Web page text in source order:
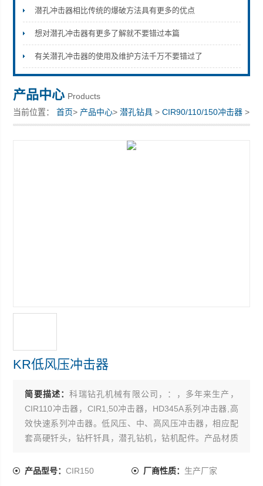
宣化县瑞科钻孔机械厂
潜孔冲击器相比传统的爆破方法具有更多的优点
想对潜孔冲击器有更多了解就不要错过本篇
有关潜孔冲击器的使用及维护方法千万不要错过了
产品中心 Products
当前位置：首页> 产品中心>潜孔钻具 >CIR90/110/150冲击器 >
KR低风压冲击器
KR低风压冲击器
简要描述：科瑞钻孔机械有限公司，：，多年来生产，
CIR110冲击器，CIR1,50冲击器，HD345A系列冲击器,高
效快速系列冲击器。低风压、中、高风压冲击器，相应配
套高硬钎头，钻杆钎具，潜孔钻机，钻机配件。产品材质
长，得到用户广泛认可。也可定做，欢迎合作。
产品型号：CIR150 厂商性质： 生产厂家